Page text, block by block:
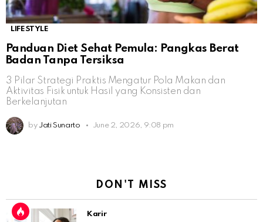
LIFESTYLE
Panduan Diet Sehat Pemula: Pangkas Berat
Badan Tanpa Tersiksa
3 Pilar Strategi Praktis Mengatur Pola Makan dan
Aktivitas Fisik untuk Hasil yang Konsisten dan
Berkelanjutan
by Jati Sunarto June 2, 2026, 9:08 pm
DON'T MISS
Karir